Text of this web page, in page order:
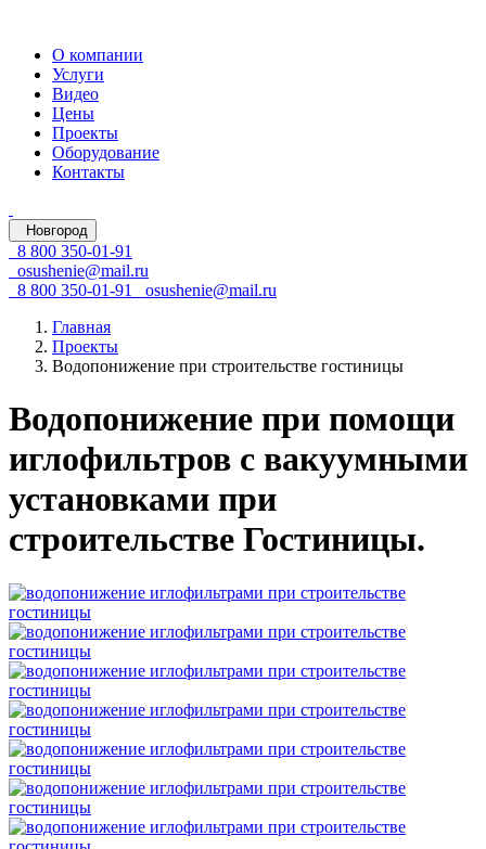
О компании
Услуги
Видео
Цены
Проекты
Оборудование
Контакты
Новгород
8 800 350-01-91
osushenie@mail.ru
8 800 350-01-91
osushenie@mail.ru
Главная
Проекты
Водопонижение при строительстве гостиницы
Водопонижение при помощи
иглофильтров с вакуумными
установками при
строительстве Гостиницы.